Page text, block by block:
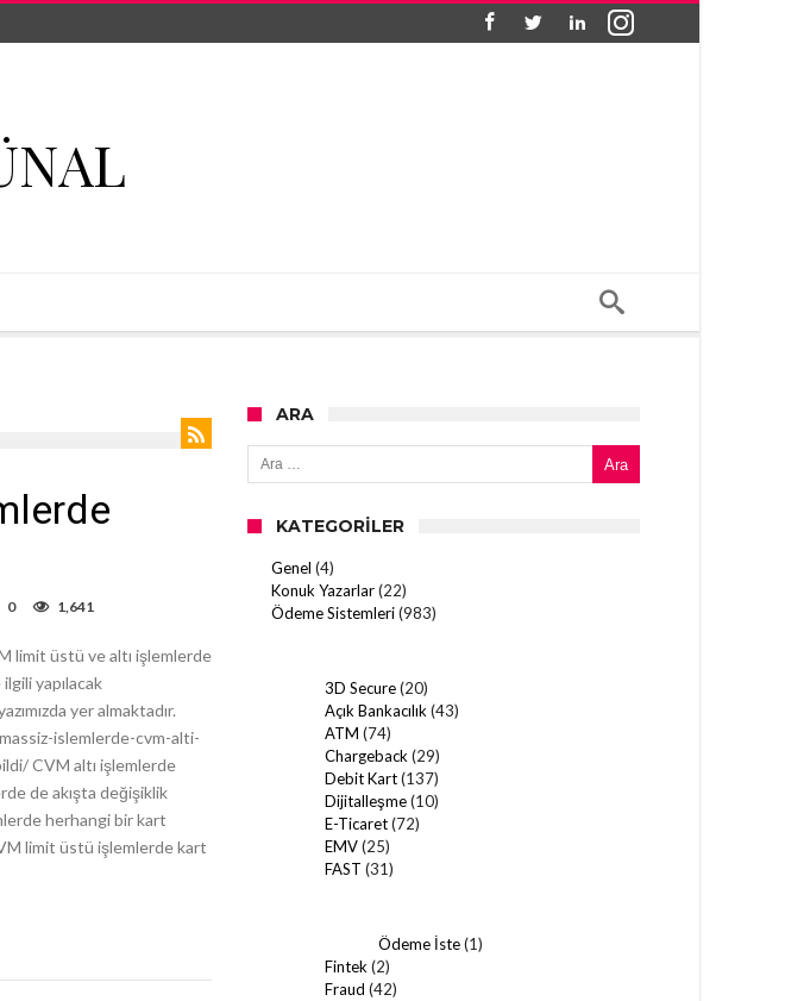
0 1,641
limit üstü ve altı işlemlerde
yapılacak
yer almaktadır.
islemlerde-cvm-alti-
CVM altı işlemlerde
de akışta değişiklik
herhangi bir kart
limit üstü işlemlerde kart
ARA
Arama:
KATEGORILER
Genel (4)
Konuk Yazarlar(22)
Ödeme Sistemleri(983)
3D Secure(20)
Açık Bankacılık (43)
ATM (74)
Chargeback (29)
Debit Kart(137)
Dijitalleşme(10)
E-Ticaret(72)
EMV(25)
FAST (31)
Ödeme İste(1)
Fintek (2)
Fraud (42)